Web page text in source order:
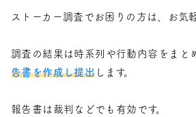
ストーカー調査でお困りの方は、お気
調査の結果は時系列や行動内容をまと
告書を作成し提出 します。
報告書は裁判などでも有効です。